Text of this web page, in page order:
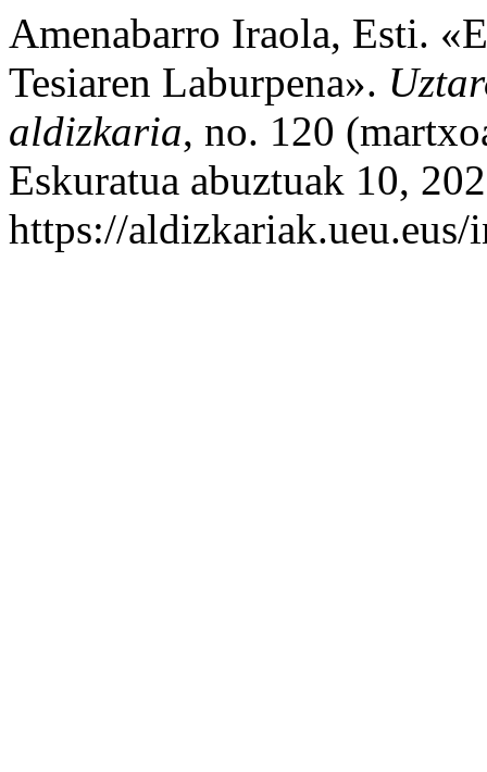
Amenabarro Iraola, Esti.
Tesiaren Laburpena».
aldizkaria, no. 120
Eskuratua abuztuak 10,
https://